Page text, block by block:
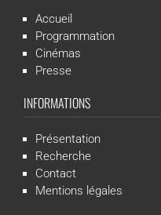
Accueil
Programmation
Cinémas
Presse
INFORMATIONS
Présentation
Recherche
Contact
Mentions légales